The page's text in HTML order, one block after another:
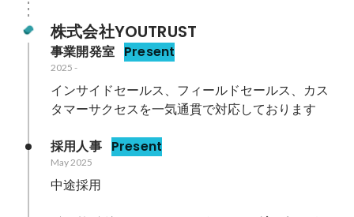
株式会社YOUTRUST
事業開発室 Present
2025 -
インサイドセールス、フィールドセールス、カス
タマーサクセスを一気通貫で対応しております
採用人事 Present
May 2025
中途採用